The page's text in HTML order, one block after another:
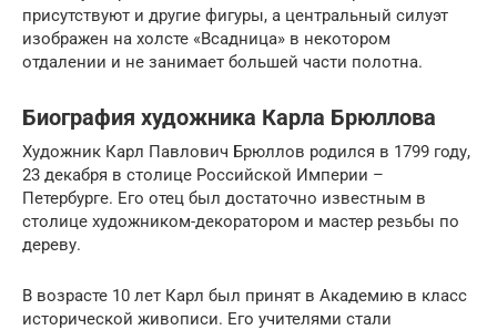
присутствуют и другие фигуры, а центральный силуэт
изображен на холсте «Всадница» в некотором
отдалении и не занимает большей части полотна.
Биография художника Карла Брюллова
Художник Карл Павлович Брюллов родился в 1799 году,
23 декабря в столице Российской Империи –
Петербурге. Его отец был достаточно известным в
столице художником-декоратором и мастер резьбы по
дереву.
В возрасте 10 лет Карл был принят в Академию в класс
исторической живописи. Его учителями стали